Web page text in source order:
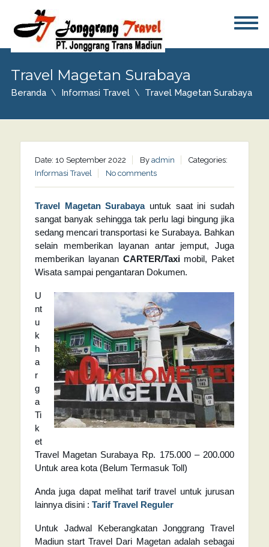
Travel Magetan Surabaya
Beranda Informasi Travel Travel Magetan Surabaya
Date: 10 September 2022 By admin
Categories:
Informasi Travel
No comments
Travel Magetan Surabayauntuk saat ini sudah
sangat banyak sehingga tak perlu lagi bingung jika
sedang mencari transportasi ke Surabaya. Bahkan
selain memberikan layanan antar jemput, Juga
memberikan layanan CARTER/Taximobil, Paket
Wisata sampai pengantaran Dokumen.
U
nt
u
k
h
a
r
g
a
Ti
k
et
Travel Magetan Surabaya Rp. 175.000 – 200.000
Untuk area kota (Belum Termasuk Toll)
Anda juga dapat melihat tarif travel untuk jurusan
lainnya disini : Tarif Travel Reguler
Untuk Jadwal Keberangkatan Jonggrang Travel
Madiun start Travel Dari Magetan adalah sebagai